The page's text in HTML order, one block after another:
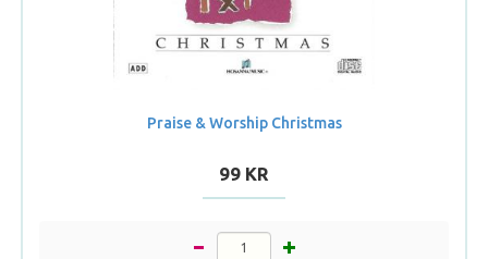
Praise & Worship Christmas
99 KR